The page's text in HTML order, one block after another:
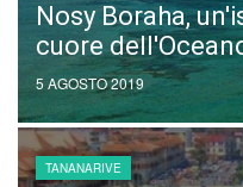
Nosy Boraha,
cuore
5 AGOSTO 2019
TANANARIVE